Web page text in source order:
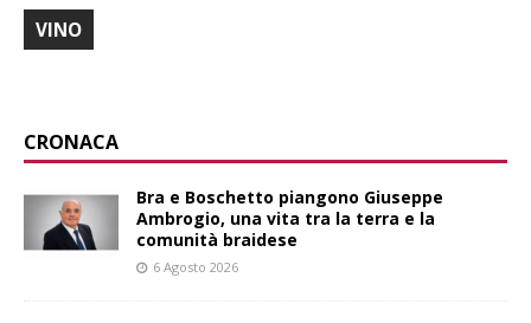
VINO
CRONACA
Bra e Boschetto piangono Giuseppe
Ambrogio, una vita tra la terra e la
comunità braidese
6 Agosto 2026